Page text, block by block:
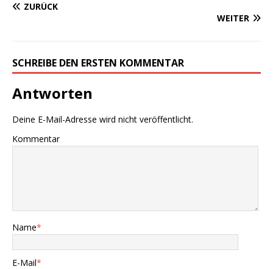
ZURÜCK
WEITER
SCHREIBE DEN ERSTEN KOMMENTAR
Antworten
Deine E-Mail-Adresse wird nicht veröffentlicht.
Kommentar
Name*
E-Mail*